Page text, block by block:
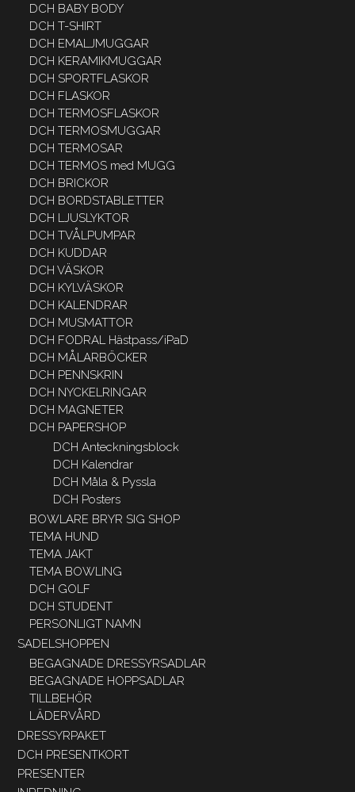
DCH BABY BODY
DCH T-SHIRT
DCH EMALJMUGGAR
DCH KERAMIKMUGGAR
DCH SPORTFLASKOR
DCH FLASKOR
DCH TERMOSFLASKOR
DCH TERMOSMUGGAR
DCH TERMOSAR
DCH TERMOS med MUGG
DCH BRICKOR
DCH BORDSTABLETTER
DCH LJUSLYKTOR
DCH TVÅLPUMPAR
DCH KUDDAR
DCH VÄSKOR
DCH KYLVÄSKOR
DCH KALENDRAR
DCH MUSMATTOR
DCH FODRAL Hästpass/iPaD
DCH MÅLARBÖCKER
DCH PENNSKRIN
DCH NYCKELRINGAR
DCH MAGNETER
DCH PAPERSHOP
DCH Anteckningsblock
DCH Kalendrar
DCH Måla & Pyssla
DCH Posters
BOWLARE BRYR SIG SHOP
TEMA HUND
TEMA JAKT
TEMA BOWLING
DCH GOLF
DCH STUDENT
PERSONLIGT NAMN
SADELSHOPPEN
BEGAGNADE DRESSYRSADLAR
BEGAGNADE HOPPSADLAR
TILLBEHÖR
LÄDERVÅRD
DRESSYRPAKET
DCH PRESENTKORT
PRESENTER